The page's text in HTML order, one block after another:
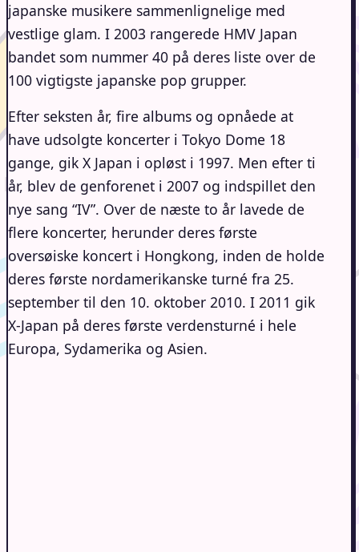
japanske musikere sammenlignelige med
vestlige glam. I 2003 rangerede HMV Japan
bandet som nummer 40 på deres liste over de
100 vigtigste japanske pop grupper.
Efter seksten år, fire albums og opnåede at
have udsolgte koncerter i Tokyo Dome 18
gange, gik X Japan i opløst i 1997. Men efter ti
år, blev de genforenet i 2007 og indspillet den
nye sang “IV”. Over de næste to år lavede de
flere koncerter, herunder deres første
oversøiske koncert i Hongkong, inden de holde
deres første nordamerikanske turné fra 25.
september til den 10. oktober 2010. I 2011 gik
X-Japan på deres første verdensturné i hele
Europa, Sydamerika og Asien.